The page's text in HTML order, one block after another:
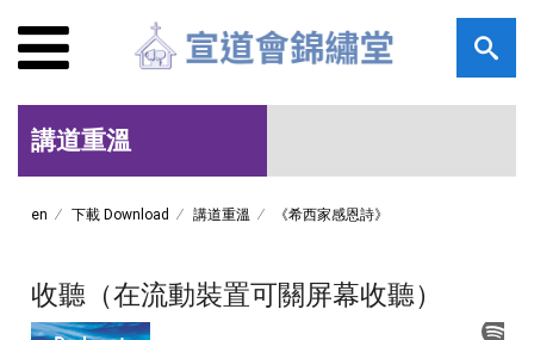
講道重溫
en 下載 Download 講道重溫 《希西家感恩詩》
收聽（在流動裝置可關屏幕收聽）